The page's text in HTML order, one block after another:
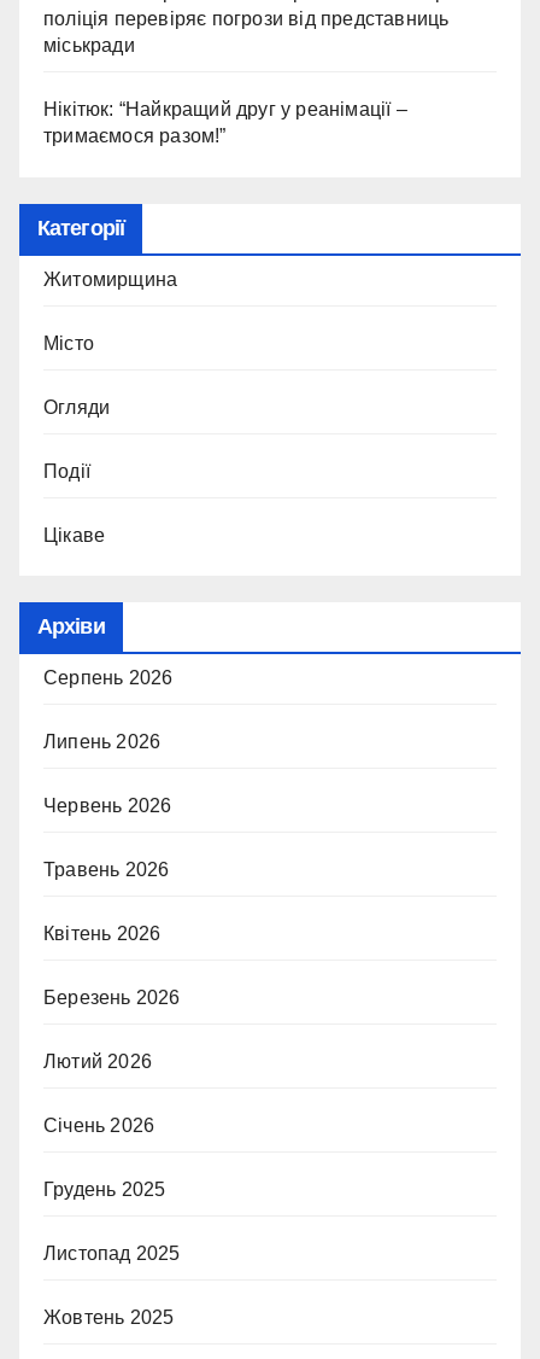
поліція перевіряє погрози від представниць
міськради
Нікітюк: “Найкращий друг у реанімації –
тримаємося разом!”
Категорії
Житомирщина
Місто
Огляди
Події
Цікаве
Архіви
Серпень 2026
Липень 2026
Червень 2026
Травень 2026
Квітень 2026
Березень 2026
Лютий 2026
Січень 2026
Грудень 2025
Листопад 2025
Жовтень 2025